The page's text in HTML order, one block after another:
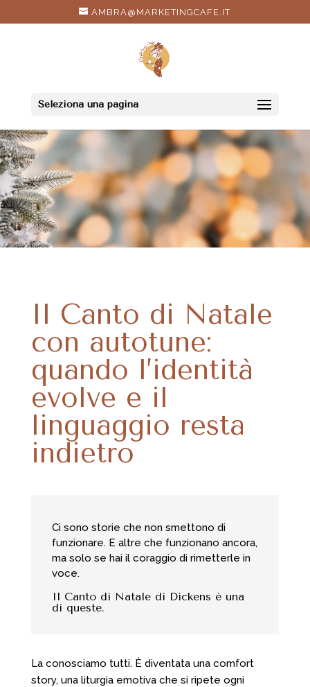
AMBRA@MARKETINGCAFE.IT
Seleziona una pagina
Il Canto di Natale
con autotune:
quando l’identità
evolve e il
linguaggio resta
indietro
Ci sono storie che non smettono di
funzionare. E altre che funzionano ancora,
ma solo se hai il coraggio di rimetterle in
voce.
Il Canto di Natale di Dickens è una
di queste.
La conosciamo tutti. È diventata una comfort
story, una liturgia emotiva che si ripete ogni